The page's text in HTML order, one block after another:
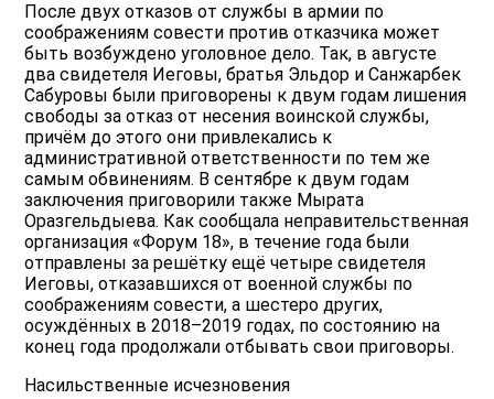
После двух отказов от службы в армии по
соображениям совести против отказчика может
быть возбуждено уголовное дело. Так, в августе
два свидетеля Иеговы, братья Эльдор и Санжарбек
Сабуровы были приговорены к двум годам лишения
свободы за отказ от несения воинской службы,
причём до этого они привлекались к
административной ответственности по тем же
самым обвинениям. В сентябре к двум годам
заключения приговорили также Мырата
Оразгельдыева. Как сообщала неправительственная
организация «Форум 18», в течение года были
отправлены за решётку ещё четыре свидетеля
Иеговы, отказавшихся от военной службы по
соображениям совести, а шестеро других,
осуждённых в 2018–2019 годах, по состоянию на
конец года продолжали отбывать свои приговоры.
Насильственные исчезновения